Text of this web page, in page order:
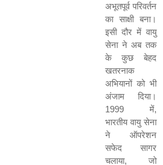
अभूतपूर्व परिवर्तन
का साक्षी बना।
इसी दौर में वायु
सेना ने अब तक
के कुछ बेहद
खतरनाक
अभियानों को भी
अंजाम दिया।
1999 में,
भारतीय वायु सेना
ने ऑपरेशन
सफेद सागर
चलाया, जो